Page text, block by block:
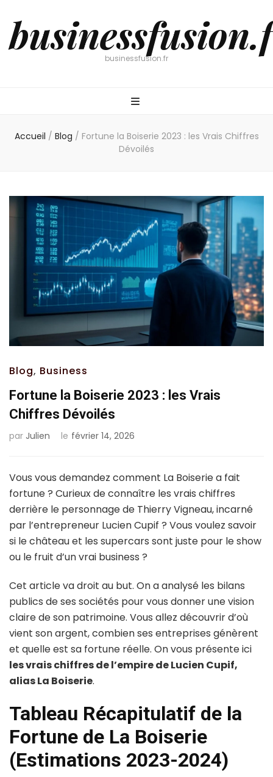
businessfusion.fr
Accueil / Blog / Fortune la Boiserie 2023 : les Vrais Chiffres
Dévoilés
Blog, Business
Fortune la Boiserie 2023 : les Vrais
Chiffres Dévoilés
par Julien le février 14, 2026
Vous vous demandez comment La Boiserie a fait
fortune ? Curieux de connaître les vrais chiffres
derrière le personnage de Thierry Vigneau, incarné
par l’entrepreneur Lucien Cupif ? Vous voulez savoir
si le château et les supercars sont juste pour le show
ou le fruit d’un vrai business ?
Cet article va droit au but. On a analysé les bilans
publics de ses sociétés pour vous donner une vision
claire de son patrimoine. Vous allez découvrir d’où
vient son argent, combien ses entreprises génèrent
et quelle est sa fortune réelle. On vous présente ici
les vrais chiffres de l’empire de Lucien Cupif,
alias La Boiserie.
Tableau Récapitulatif de la
Fortune de La Boiserie
(Estimations 2023-2024)